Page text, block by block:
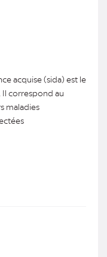
acquise (sida) est le
correspond au
maladies